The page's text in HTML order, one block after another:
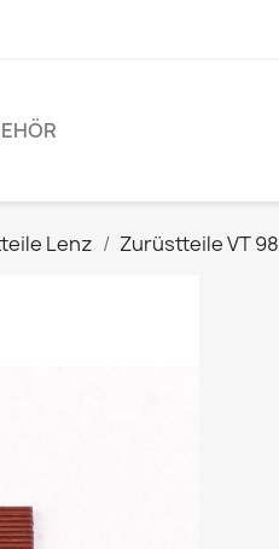
Lenz Zurüstteile VT 98